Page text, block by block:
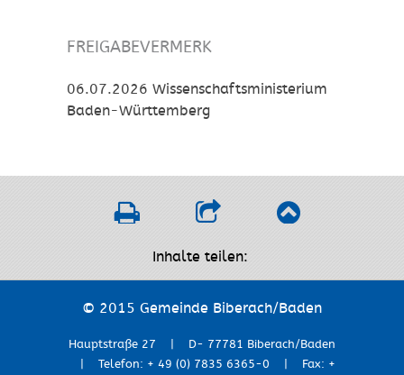
FREIGABEVERMERK
06.07.2026 Wissenschaftsministerium
Baden-Württemberg
Inhalte teilen:
© 2015 Gemeinde Biberach/Baden
Hauptstraße 27 | D- 77781 Biberach/Baden
| Telefon: + 49 (0) 7835 6365-0 | Fax: +